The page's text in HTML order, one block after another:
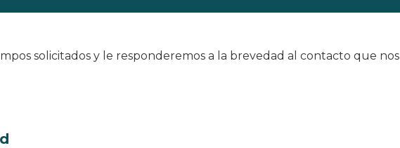
solicitados y le responderemos a la brevedad al contacto que nos